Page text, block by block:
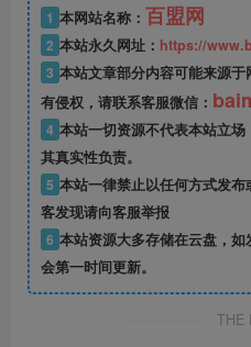
1 本网站名称： 百盟网
2 本站永久网址： https://
3 本站文章部分内容可能来源
有侵权，请联系客服微信：
4 本站一切资源不代表本站立
其真实性负责。
5 本站一律禁止以任何方式发
客发现请向客服举报
6 本站资源大多存储在云盘，
会第一时间更新。
THE